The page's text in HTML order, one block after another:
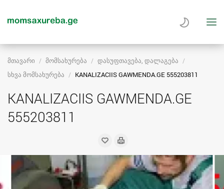
მთავარი მომსახურება
დასუფთავება, დალაგება
სხვა მომსახურება
KANALIZACIIS GAWMENDA.GE 555203811
KANALIZACIIS GAWMENDA.GE
555203811